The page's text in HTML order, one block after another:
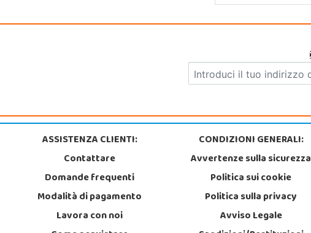
ASSISTENZA CLIENTI:
Contattare
Domande frequenti
Modalità di pagamento
Lavora con noi
CONDIZIONI GENERALI:
Avvertenze sulla sicurezza
Politica sui cookie
Politica sulla privacy
Avviso Legale